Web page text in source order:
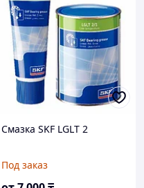
Смазка SKF LGLT 2
Под заказ